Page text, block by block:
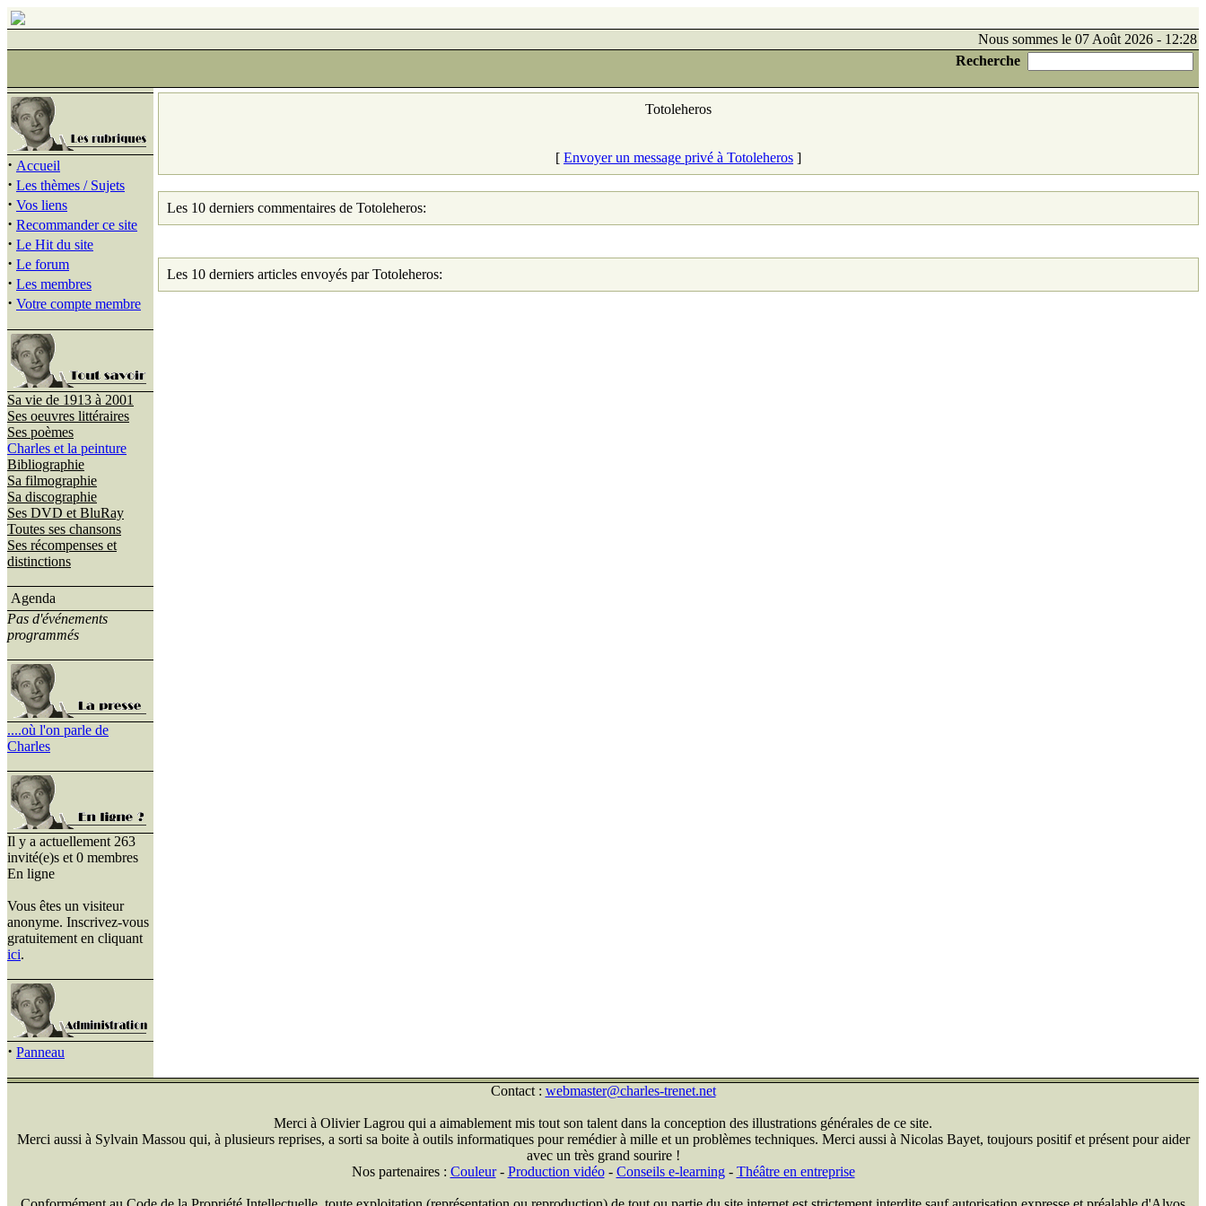
Nous sommes le 07 Août 2026 - 12:28
Recherche
· Accueil
· Les thèmes / Sujets
· Vos liens
· Recommander ce site
· Le Hit du site
· Le forum
· Les membres
· Votre compte membre
Sa vie de 1913 à 2001
Ses oeuvres littéraires
Ses poèmes
Charles et la peinture
Bibliographie
Sa filmographie
Sa discographie
Ses DVD et BluRay
Toutes ses chansons
Ses récompenses et
distinctions
Agenda
Pas d'événements
programmés
....où l'on parle de
Charles
Il y a actuellement 263
invité(e)s et 0 membres
En ligne
Vous êtes un visiteur
anonyme. Inscrivez-vous
gratuitement en cliquant
ici.
· Panneau
Totoleheros
[ Envoyer un message privé à Totoleheros ]
Les 10 derniers commentaires de Totoleheros:
Les 10 derniers articles envoyés par Totoleheros:
Contact : webmaster@charles-trenet.net
Merci à Olivier Lagrou qui a aimablement mis tout son talent dans la conception des illustrations générales de ce site.
Merci aussi à Sylvain Massou qui, à plusieurs reprises, a sorti sa boite à outils informatiques pour remédier à mille et un problèmes techniques. Merci aussi à Nicolas Bayet, toujours positif et présent pour aider
avec un très grand sourire !
Nos partenaires : Couleur- Production vidéo- Conseils e-learning- Théâtre en entreprise